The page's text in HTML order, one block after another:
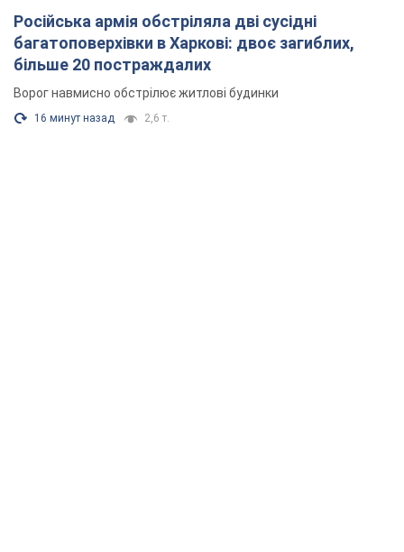
Російська армія обстріляла дві сусідні
багатоповерхівки в Харкові: двоє загиблих,
більше 20 постраждалих
Ворог навмисно обстрілює житлові будинки
16 минут назад 2,6 т.